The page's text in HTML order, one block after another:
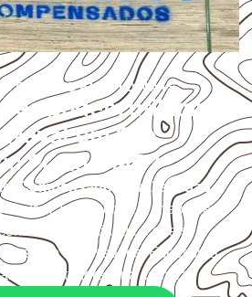
PROFISSIONAIS
podem utilizar
em São
Preto – MG?
Compensado Naval em São
devem avaliar onde a chapa será
com umidade e quais
serão necessários. Espessura,
interferem na compra.